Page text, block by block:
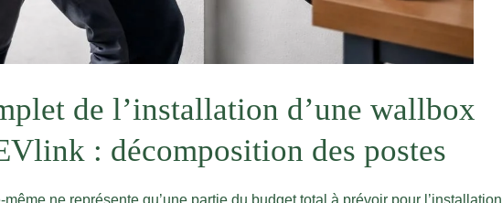
de l’installation d’une wallbox
: décomposition des postes